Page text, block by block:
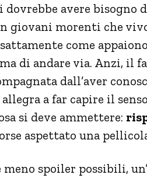
dovrebbe avere bisogno
giovani morenti che
come
di andare via. Anzi, il
dall’aver
a far capire il
si deve ammettere:
aspettato una
spoiler possibili,